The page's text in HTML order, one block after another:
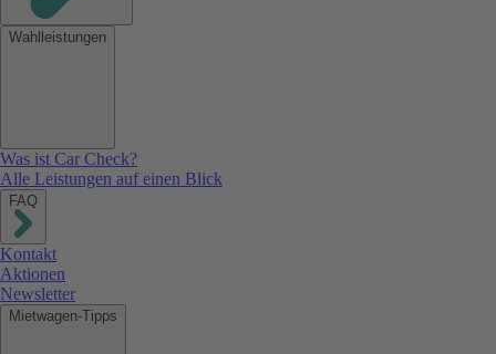
Wahlleistungen
Was ist Car Check?
Alle Leistungen auf einen Blick
FAQ
Kontakt
Aktionen
Newsletter
Mietwagen-Tipps